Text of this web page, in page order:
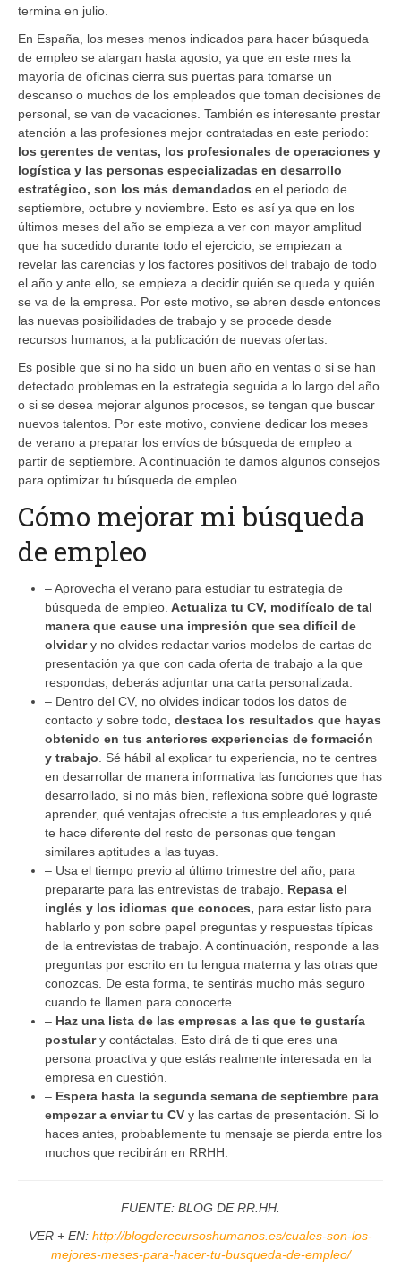
termina en julio.
En España, los meses menos indicados para hacer búsqueda
de empleo se alargan hasta agosto, ya que en este mes la
mayoría de oficinas cierra sus puertas para tomarse un
descanso o muchos de los empleados que toman decisiones de
personal, se van de vacaciones. También es interesante prestar
atención a las profesiones mejor contratadas en este periodo:
los gerentes de ventas, los profesionales de operaciones y
logística y las personas especializadas en desarrollo
estratégico, son los más demandados en el periodo de
septiembre, octubre y noviembre. Esto es así ya que en los
últimos meses del año se empieza a ver con mayor amplitud
que ha sucedido durante todo el ejercicio, se empiezan a
revelar las carencias y los factores positivos del trabajo de todo
el año y ante ello, se empieza a decidir quién se queda y quién
se va de la empresa. Por este motivo, se abren desde entonces
las nuevas posibilidades de trabajo y se procede desde
recursos humanos, a la publicación de nuevas ofertas.
Es posible que si no ha sido un buen año en ventas o si se han
detectado problemas en la estrategia seguida a lo largo del año
o si se desea mejorar algunos procesos, se tengan que buscar
nuevos talentos. Por este motivo, conviene dedicar los meses
de verano a preparar los envíos de búsqueda de empleo a
partir de septiembre. A continuación te damos algunos consejos
para optimizar tu búsqueda de empleo.
Cómo mejorar mi búsqueda
de empleo
– Aprovecha el verano para estudiar tu estrategia de
búsqueda de empleo. Actualiza tu CV, modifícalo de tal
manera que cause una impresión que sea difícil de
olvidary no olvides redactar varios modelos de cartas de
presentación ya que con cada oferta de trabajo a la que
respondas, deberás adjuntar una carta personalizada.
– Dentro del CV, no olvides indicar todos los datos de
contacto y sobre todo, destaca los resultados que hayas
obtenido en tus anteriores experiencias de formación
y trabajo . Sé hábil al explicar tu experiencia, no te centres
en desarrollar de manera informativa las funciones que has
desarrollado, si no más bien, reflexiona sobre qué lograste
aprender, qué ventajas ofreciste a tus empleadores y qué
te hace diferente del resto de personas que tengan
similares aptitudes a las tuyas.
– Usa el tiempo previo al último trimestre del año, para
prepararte para las entrevistas de trabajo. Repasa el
inglés y los idiomas que conoces, para estar listo para
hablarlo y pon sobre papel preguntas y respuestas típicas
de la entrevistas de trabajo. A continuación, responde a las
preguntas por escrito en tu lengua materna y las otras que
conozcas. De esta forma, te sentirás mucho más seguro
cuando te llamen para conocerte.
– Haz una lista de las empresas a las que te gustaría
postulary contáctalas. Esto dirá de ti que eres una
persona proactiva y que estás realmente interesada en la
empresa en cuestión.
– Espera hasta la segunda semana de septiembre para
empezar a enviar tu CV y las cartas de presentación. Si lo
haces antes, probablemente tu mensaje se pierda entre los
muchos que recibirán en RRHH.
FUENTE: BLOG DE RR.HH.
VER + EN: http://blogderecursoshumanos.es/cuales-son-los-
mejores-meses-para-hacer-tu-busqueda-de-empleo/